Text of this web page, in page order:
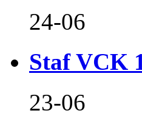
24-06
Staf VCK
23-06